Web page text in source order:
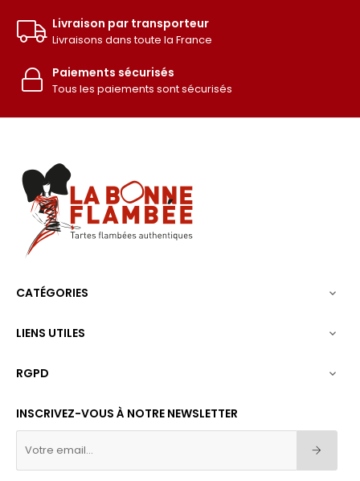
Livraison par transporteur
Livraisons dans toute la France
Paiements sécurisés
Tous les paiements sont sécurisés
CATÉGORIES 
LIENS UTILES 
RGPD 
INSCRIVEZ-VOUS À NOTRE NEWSLETTER